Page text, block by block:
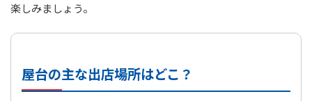
楽しみましょう。
屋台の主な出店場所はどこ？